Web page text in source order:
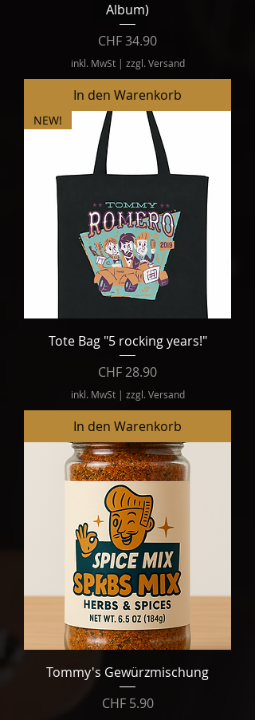
Album)
Preis
CHF 34.90
inkl. MwSt| zzgl. Versand
In den Warenkorb
NEW!
Tote Bag "5 rocking years!"
Preis
CHF 28.90
inkl. MwSt| zzgl. Versand
In den Warenkorb
Tommy's Gewürzmischung
Preis
CHF 5.90